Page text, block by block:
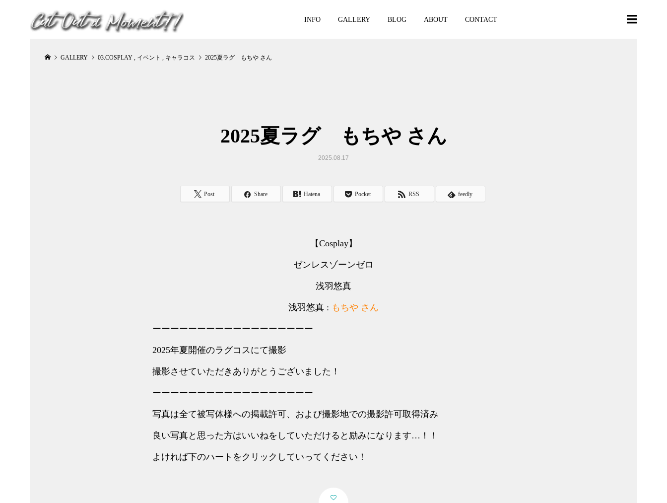
INFO GALLERY BLOG ABOUT CONTACT
GALLERY 03.COSPLAY , イベント , キャラコス 2025夏ラグ もちや さん
2025夏ラグ もちや さん
2025.08.17
Post Share Hatena Pocket RSS feedly
【Cosplay】
ゼンレスゾーンゼロ
浅羽悠真
浅羽悠真 : もちや さん
ーーーーーーーーーーーーーーーーーー
2025年夏開催のラグコスにて撮影
撮影させていただきありがとうございました！
ーーーーーーーーーーーーーーーーーー
写真は全て被写体様への掲載許可、および撮影地での撮影許可取得済み
良い写真と思った方はいいねをしていただけると励みになります…！！
よければ下のハートをクリックしていってください！